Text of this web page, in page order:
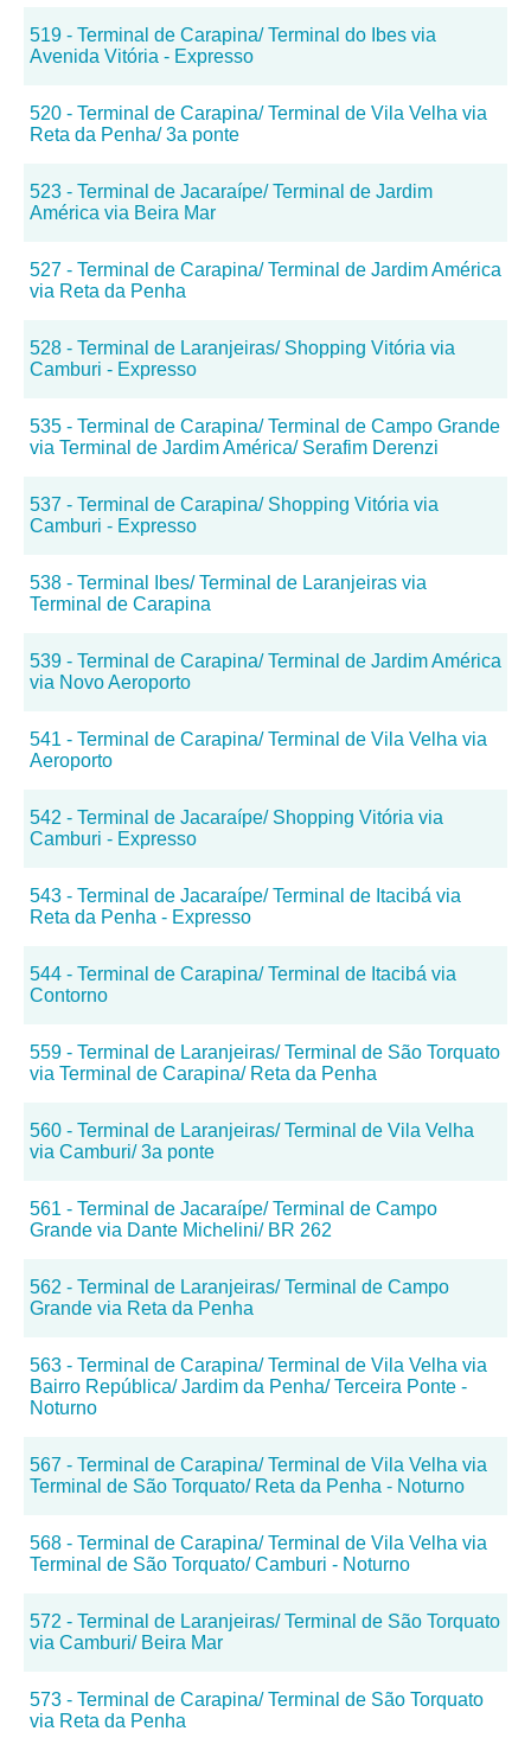
519 - Terminal de Carapina/ Terminal do Ibes via
Avenida Vitória - Expresso
520 - Terminal de Carapina/ Terminal de Vila Velha via
Reta da Penha/ 3a ponte
523 - Terminal de Jacaraípe/ Terminal de Jardim
América via Beira Mar
527 - Terminal de Carapina/ Terminal de Jardim América
via Reta da Penha
528 - Terminal de Laranjeiras/ Shopping Vitória via
Camburi - Expresso
535 - Terminal de Carapina/ Terminal de Campo Grande
via Terminal de Jardim América/ Serafim Derenzi
537 - Terminal de Carapina/ Shopping Vitória via
Camburi - Expresso
538 - Terminal Ibes/ Terminal de Laranjeiras via
Terminal de Carapina
539 - Terminal de Carapina/ Terminal de Jardim América
via Novo Aeroporto
541 - Terminal de Carapina/ Terminal de Vila Velha via
Aeroporto
542 - Terminal de Jacaraípe/ Shopping Vitória via
Camburi - Expresso
543 - Terminal de Jacaraípe/ Terminal de Itacibá via
Reta da Penha - Expresso
544 - Terminal de Carapina/ Terminal de Itacibá via
Contorno
559 - Terminal de Laranjeiras/ Terminal de São Torquato
via Terminal de Carapina/ Reta da Penha
560 - Terminal de Laranjeiras/ Terminal de Vila Velha
via Camburi/ 3a ponte
561 - Terminal de Jacaraípe/ Terminal de Campo
Grande via Dante Michelini/ BR 262
562 - Terminal de Laranjeiras/ Terminal de Campo
Grande via Reta da Penha
563 - Terminal de Carapina/ Terminal de Vila Velha via
Bairro República/ Jardim da Penha/ Terceira Ponte -
Noturno
567 - Terminal de Carapina/ Terminal de Vila Velha via
Terminal de São Torquato/ Reta da Penha - Noturno
568 - Terminal de Carapina/ Terminal de Vila Velha via
Terminal de São Torquato/ Camburi - Noturno
572 - Terminal de Laranjeiras/ Terminal de São Torquato
via Camburi/ Beira Mar
573 - Terminal de Carapina/ Terminal de São Torquato
via Reta da Penha